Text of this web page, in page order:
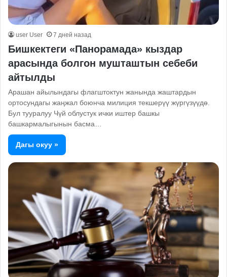
user User 7 дней назад
Бишкектеги «Панорамада» кыздар
арасында болгон мушташтын себеби
айтылды
Арашан айылындагы флагштоктун жанында жаштардын
ортосундагы жаңжал боюнча милиция текшерүү жүргүзүүдө.
Бул тууралуу Чүй облустук ички иштер башкы
башкармалыгынын басма…
Дагы окуу »